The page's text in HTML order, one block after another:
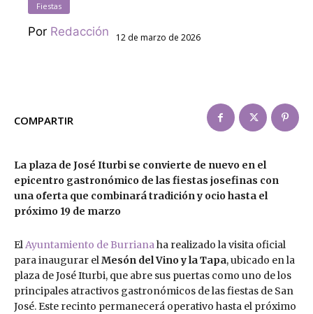
Fiestas
Por Redacción 12 de marzo de 2026
COMPARTIR
La plaza de José Iturbi se convierte de nuevo en el
epicentro gastronómico de las fiestas josefinas con
una oferta que combinará tradición y ocio hasta el
próximo 19 de marzo
ElAyuntamiento de Burrianaha realizado la visita oficial
para inaugurar elMesón del Vino y la Tapa, ubicado en la
plaza de José Iturbi, que abre sus puertas como uno de los
principales atractivos gastronómicos de las fiestas de San
José. Este recinto permanecerá operativo hasta el próximo